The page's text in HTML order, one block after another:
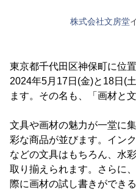
株式会社文房堂
東京都千代田区神保町に位
2024年5月17日(金)と18日(
ます。その名も、「画材と
文具や画材の魅力が一堂に
彩な商品が並びます。イン
などの文具はもちろん、水
取り揃えられます。さらに
際に画材の試し書きができ